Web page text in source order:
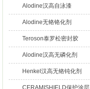
Alodine汉高自泳漆
Alodine无铬铬化剂
Teroson泰罗松密封胶
Alodine汉高无磷化剂
Henkel汉高无铬钝化剂
CERAMISHIELD保护涂层